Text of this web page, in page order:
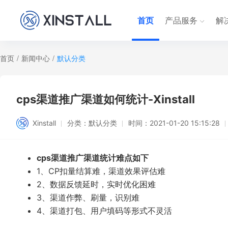
首页 产品服务 解
首页 / 新闻中心 / 默认分类
cps渠道推广渠道如何统计-Xinstall
Xinstall 分类： 默认分类 时间： 2021-01-20 15:15:28
cps渠道推广渠道统计难点如下
1、CP扣量结算难，渠道效果评估难
2、数据反馈延时，实时优化困难
3、渠道作弊、刷量，识别难
4、渠道打包、用户填码等形式不灵活